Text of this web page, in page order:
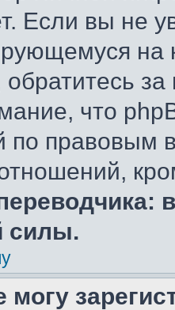
Если вы не
что
по правовым
силы.
могу